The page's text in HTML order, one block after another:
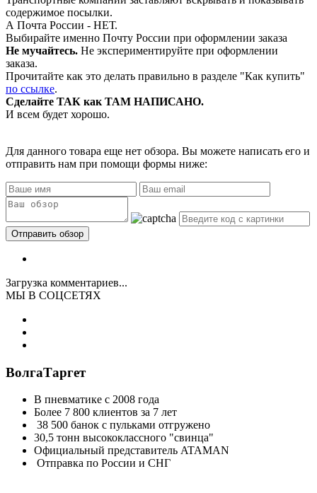
содержимое посылки.
А Почта России - НЕТ.
Выбирайте именно Почту России при оформлении заказа
Не мучайтесь. Не экспериментируйте при оформлении
заказа.
Прочитайте как это делать правильно в разделе "Как купить"
по ссылке.
Сделайте ТАК как ТАМ НАПИСАНО.
И всем будет хорошо.
Для данного товара еще нет обзора. Вы можете написать его и
отправить нам при помощи формы ниже:
Загрузка комментариев...
МЫ В СОЦСЕТЯХ
ВолгаТаргет
В пневматике с 2008 года
Более 7 800 клиентов за 7 лет
38 500 банок с пульками отгружено
30,5 тонн высококлассного "свинца"
Официальный представитель ATAMAN
Отправка по России и СНГ